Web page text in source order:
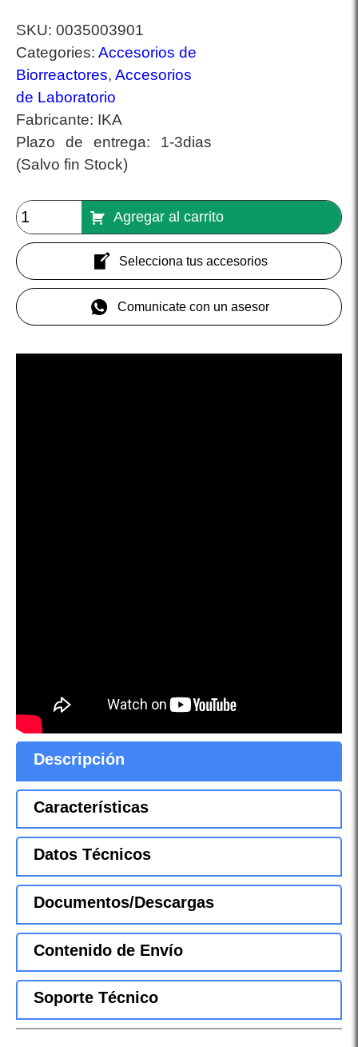
SKU: 0035003901
Categories: Accesorios de
Biorreactores, Accesorios
de Laboratorio
Fabricante: IKA
Plazo de entrega: 1-3dias
(Salvo fin Stock)
Agregar al carrito
Selecciona tus accesorios
Comunicate con un asesor
Descripción
Características
Datos Técnicos
Documentos/Descargas
Contenido de Envío
Soporte Técnico